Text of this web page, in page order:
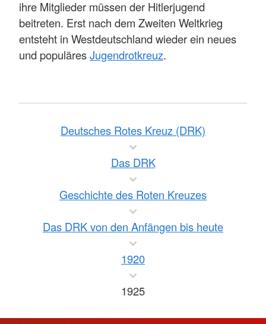
ihre Mitglieder müssen der Hitlerjugend
beitreten. Erst nach dem Zweiten Weltkrieg
entsteht in Westdeutschland wieder ein neues
und populäresJugendrotkreuz.
Deutsches Rotes Kreuz (DRK)
Das DRK
Geschichte des Roten Kreuzes
Das DRK von den Anfängen bis heute
1920
1925